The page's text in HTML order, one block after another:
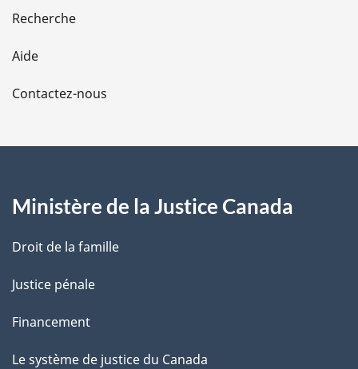
e
l
a
e
Recherche
Aide
Contactez-nous
Ministère de la Justice Canada
Droit de la famille
Justice pénale
Financement
Le système de justice du Canada